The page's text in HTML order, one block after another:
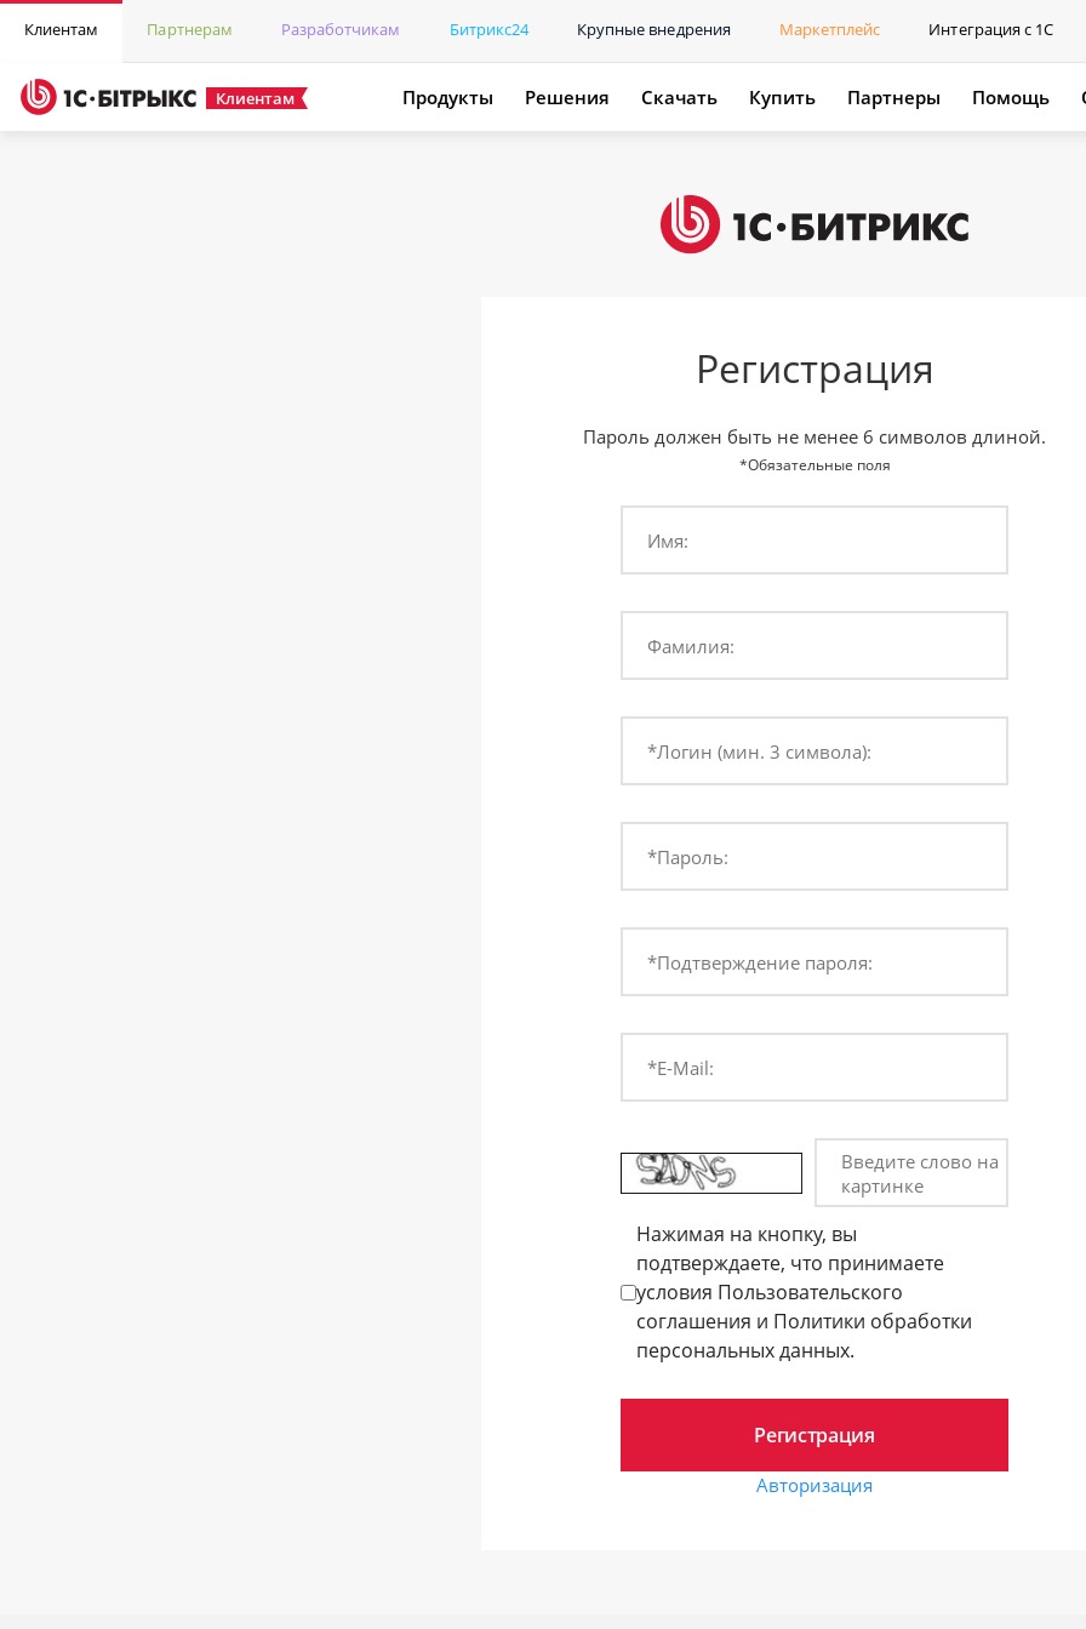
Клиентам Партнерам Разработчикам Битрикс24 Крупные внедрения Маркетплейс Интеграция с 1С
Клиентам Продукты Решения Скачать Купить Партнеры Помощь
Регистрация
Пароль должен быть не менее 6 символов длиной.
*Обязательные поля
Имя:
Фамилия:
*Логин (мин. 3 символа):
*Пароль:
*Подтверждение пароля:
*E-Mail:
Введите слово на
картинке
Нажимая на кнопку, вы
подтверждаете, что принимаете
условия Пользовательского
соглашения и Политики обработки
персональных данных.
Авторизация